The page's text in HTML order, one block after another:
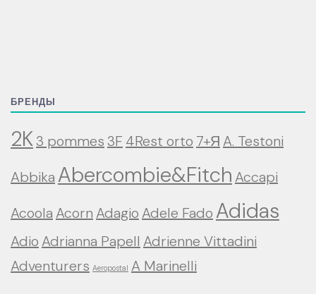
БРЕНДЫ
2K3 pommes3F 4Rest orto 7+Я A. Testoni
Abbika Abercombie&Fitch Accapi
Acoola Acorn Adagio Adele Fado Adidas
Adio Adrianna Papell Adrienne Vittadini
Adventurers Aeropostal A Marinelli